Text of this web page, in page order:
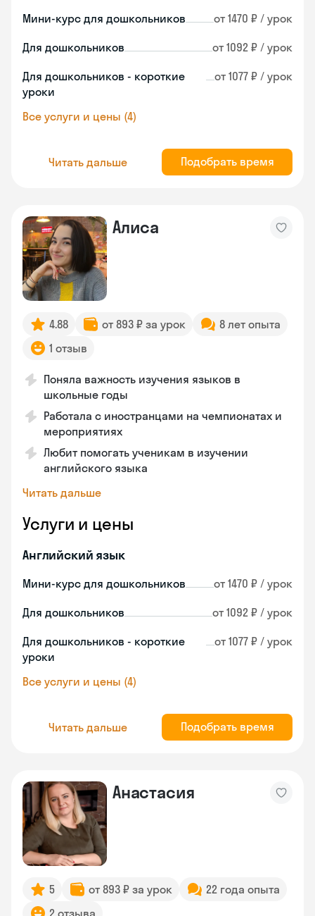
Мини-курс для дошкольников от 1470 ₽ / урок
Для дошкольников от 1092 ₽ / урок
Для дошкольников - короткие
уроки
от 1077 ₽ / урок
Все услуги и цены (4)
Читать дальше Подобрать время
Алиса
4.88 от 893 ₽ за урок
8 лет опыта
1 отзыв
Поняла важность изучения языков в
школьные годы
Работала с иностранцами на чемпионатах и
мероприятиях
Любит помогать ученикам в изучении
английского языка
Читать дальше
Услуги и цены
Английский язык
Мини-курс для дошкольников от 1470 ₽ / урок
Для дошкольников от 1092 ₽ / урок
Для дошкольников - короткие
уроки
от 1077 ₽ / урок
Все услуги и цены (4)
Читать дальше Подобрать время
Анастасия
5 от 893 ₽ за урок
22 года опыта
2 отзыва